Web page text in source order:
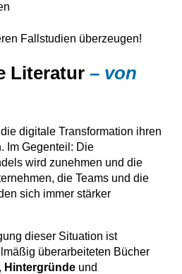
Fallstudien überzeugen!
Literatur – von
digitale Transformation ihren
Im Gegenteil: Die
wird zunehmen und die
die Teams und die
sich immer stärker
dieser Situation ist
überarbeiteten Bücher
, Hintergründe und